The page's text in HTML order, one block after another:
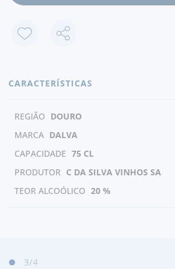
CARACTERÍSTICAS
REGIÃO DOURO
MARCA DALVA
CAPACIDADE 75 CL
PRODUTOR C DA SILVA VINHOS SA
TEOR ALCOÓLICO 20 %
3/4